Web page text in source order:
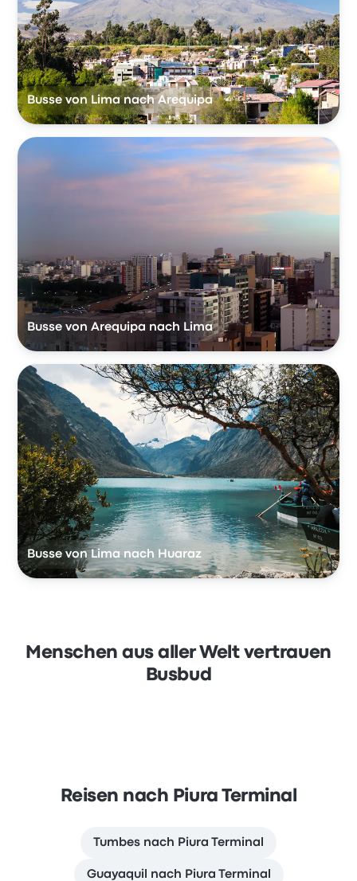
Busse von Lima nach Arequipa
Busse von Arequipa nach Lima
Busse von Lima nach Huaraz
Menschen aus aller Welt vertrauen
Busbud
Reisen nach Piura Terminal
Tumbes nach Piura Terminal
Guayaquil nach Piura Terminal